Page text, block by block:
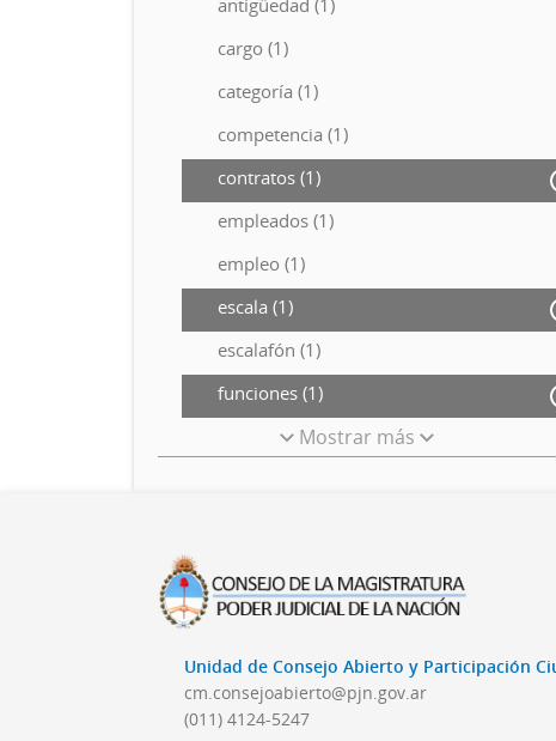
antigüedad (1)
cargo (1)
categoría (1)
competencia (1)
contratos (1)
empleados (1)
empleo (1)
escala (1)
escalafón (1)
funciones (1)
Mostrar más
Unidad de Consejo Abierto y Participación
cm.consejoabierto@pjn.gov.ar
(011) 4124-5247